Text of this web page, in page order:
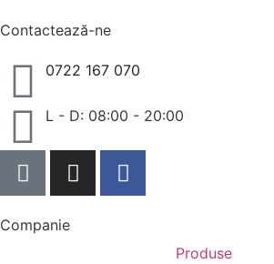
Contactează-ne
0722 167 070
L - D: 08:00 - 20:00
Companie
Produse